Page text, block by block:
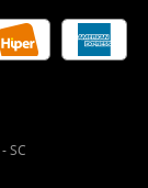
-SC